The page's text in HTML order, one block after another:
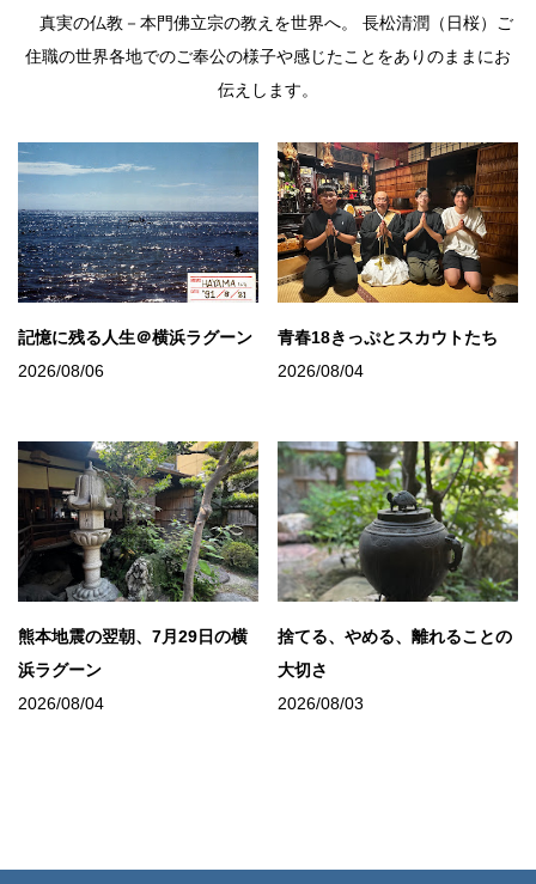
真実の仏教－本門佛立宗の教えを世界へ。 長松清潤（日桜）ご
住職の世界各地でのご奉公の様子や感じたことをありのままにお
伝えします。
記憶に残る人生＠横浜ラグーン
2026/08/06
青春18きっぷとスカウトたち
2026/08/04
熊本地震の翌朝、7月29日の横
浜ラグーン
2026/08/04
捨てる、やめる、離れることの
大切さ
2026/08/03